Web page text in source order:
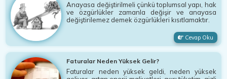
Anayasa değiştirilmeli çünkü toplumsal yapı, hak
ve özgürlükler zamanla değişir ve anayasa
değiştirilemez demek özgürlükleri kısıtlamaktır.
Cevap Oku
Faturalar Neden Yüksek Gelir?
Faturalar neden yüksek geldi, neden yüksek